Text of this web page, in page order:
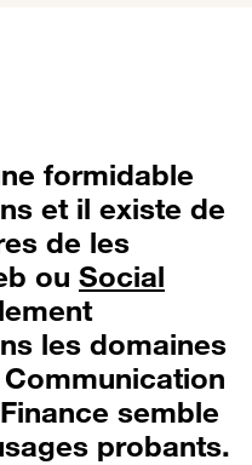
formidable
et il existe de
de les
ou Social
les domaines
semble
probants.